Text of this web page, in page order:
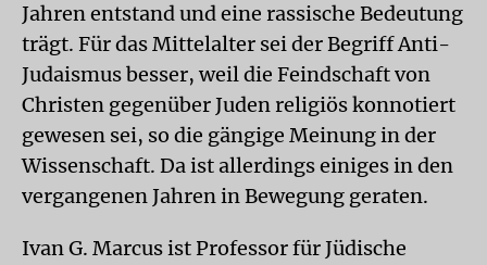
Jahren entstand und eine rassische Bedeutung
trägt. Für das Mittelalter sei der Begriff Anti-
Judaismus besser, weil die Feindschaft von
Christen gegenüber Juden religiös konnotiert
gewesen sei, so die gängige Meinung in der
Wissenschaft. Da ist allerdings einiges in den
vergangenen Jahren in Bewegung geraten.
Ivan G. Marcus ist Professor für Jüdische